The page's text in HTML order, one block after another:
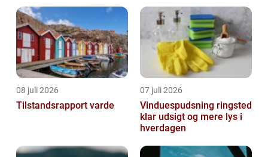
08 juli 2026
Tilstandsrapport varde
07 juli 2026
Vinduespudsning ringsted
klar udsigt og mere lys i
hverdagen